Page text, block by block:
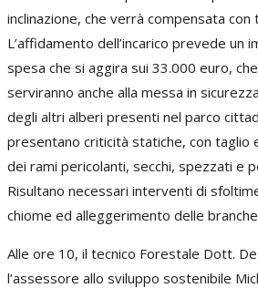
inclinazione, che verrà compensata con
L’affidamento dell’incarico prevede un
spesa che si aggira sui 33.000 euro, che
serviranno anche alla messa in
degli altri alberi presenti nel parco
presentano criticità statiche, con taglio
dei rami pericolanti, secchi, spezzati e
Risultano necessari interventi di
chiome ed alleggerimento delle
Alle ore 10, il tecnico Forestale Dott.
l’assessore allo sviluppo sostenibile